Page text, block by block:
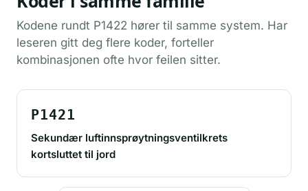
Kodene rundt P1422 hører til samme system. Har
leseren gitt deg flere koder, forteller
kombinasjonen ofte hvor feilen sitter.
P1421
Sekundær luftinnsprøytningsventilkrets
kortsluttet til jord